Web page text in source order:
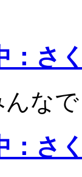
：
んな
：